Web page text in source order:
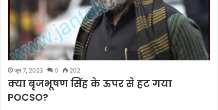
जून 7, 2023 0 202
क्या बृजभूषण सिंह के ऊपर से हट गया
POCSO?